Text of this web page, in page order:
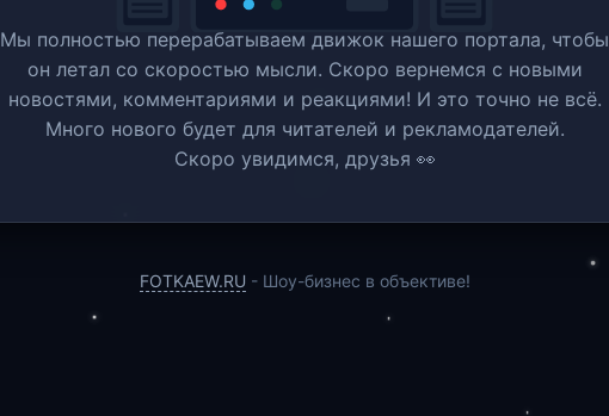
Мы полностью перерабатываем движок нашего портала, чтобы
он летал со скоростью мысли. Скоро вернемся c новыми
новостями, комментариями и реакциями! И это точно не всё.
Много нового будет для читателей и рекламодателей.
Скоро увидимся, друзья 👀
FOTKAEW.RU - Шоу-бизнес в объективе!